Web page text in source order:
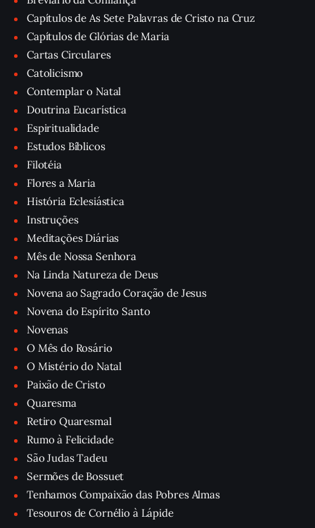
Capítulos de As Sete Palavras de Cristo na Cruz
Capítulos de Glórias de Maria
Cartas Circulares
Catolicismo
Contemplar o Natal
Doutrina Eucarística
Espiritualidade
Estudos Bíblicos
Filotéia
Flores a Maria
História Eclesiástica
Instruções
Meditações Diárias
Mês de Nossa Senhora
Na Linda Natureza de Deus
Novena ao Sagrado Coração de Jesus
Novena do Espírito Santo
Novenas
O Mês do Rosário
O Mistério do Natal
Paixão de Cristo
Quaresma
Retiro Quaresmal
Rumo à Felicidade
São Judas Tadeu
Sermões de Bossuet
Tenhamos Compaixão das Pobres Almas
Tesouros de Cornélio à Lápide